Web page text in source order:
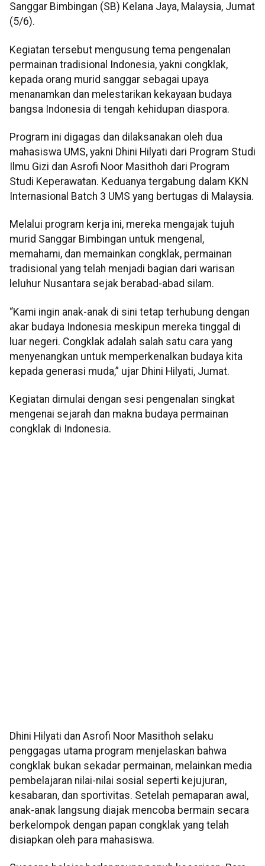
Sanggar Bimbingan (SB) Kelana Jaya, Malaysia, Jumat
(5/6).
Kegiatan tersebut mengusung tema pengenalan
permainan tradisional Indonesia, yakni congklak,
kepada orang murid sanggar sebagai upaya
menanamkan dan melestarikan kekayaan budaya
bangsa Indonesia di tengah kehidupan diaspora.
Program ini digagas dan dilaksanakan oleh dua
mahasiswa UMS, yakni Dhini Hilyati dari Program Studi
Ilmu Gizi dan Asrofi Noor Masithoh dari Program
Studi Keperawatan. Keduanya tergabung dalam KKN
Internasional Batch 3 UMS yang bertugas di Malaysia.
Melalui program kerja ini, mereka mengajak tujuh
murid Sanggar Bimbingan untuk mengenal,
memahami, dan memainkan congklak, permainan
tradisional yang telah menjadi bagian dari warisan
leluhur Nusantara sejak berabad-abad silam.
“Kami ingin anak-anak di sini tetap terhubung dengan
akar budaya Indonesia meskipun mereka tinggal di
luar negeri. Congklak adalah salah satu cara yang
menyenangkan untuk memperkenalkan budaya kita
kepada generasi muda,” ujar Dhini Hilyati, Jumat.
Kegiatan dimulai dengan sesi pengenalan singkat
mengenai sejarah dan makna budaya permainan
congklak di Indonesia.
Dhini Hilyati dan Asrofi Noor Masithoh selaku
penggagas utama program menjelaskan bahwa
congklak bukan sekadar permainan, melainkan media
pembelajaran nilai-nilai sosial seperti kejujuran,
kesabaran, dan sportivitas. Setelah pemaparan awal,
anak-anak langsung diajak mencoba bermain secara
berkelompok dengan papan congklak yang telah
disiapkan oleh para mahasiswa.